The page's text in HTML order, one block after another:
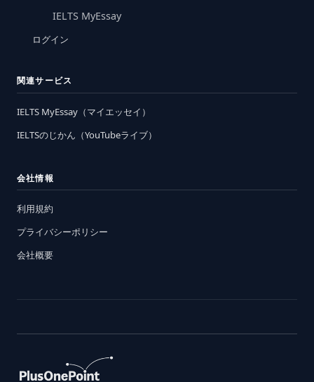
IELTS MyEssay
ログイン
関連サービス
IELTS MyEssay（マイエッセイ）
IELTSのじかん（YouTubeライブ）
会社情報
利用規約
プライバシーポリシー
会社概要